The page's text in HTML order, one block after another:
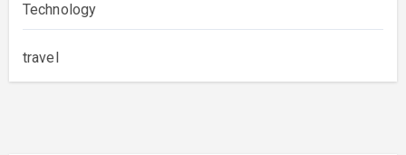
Technology
travel